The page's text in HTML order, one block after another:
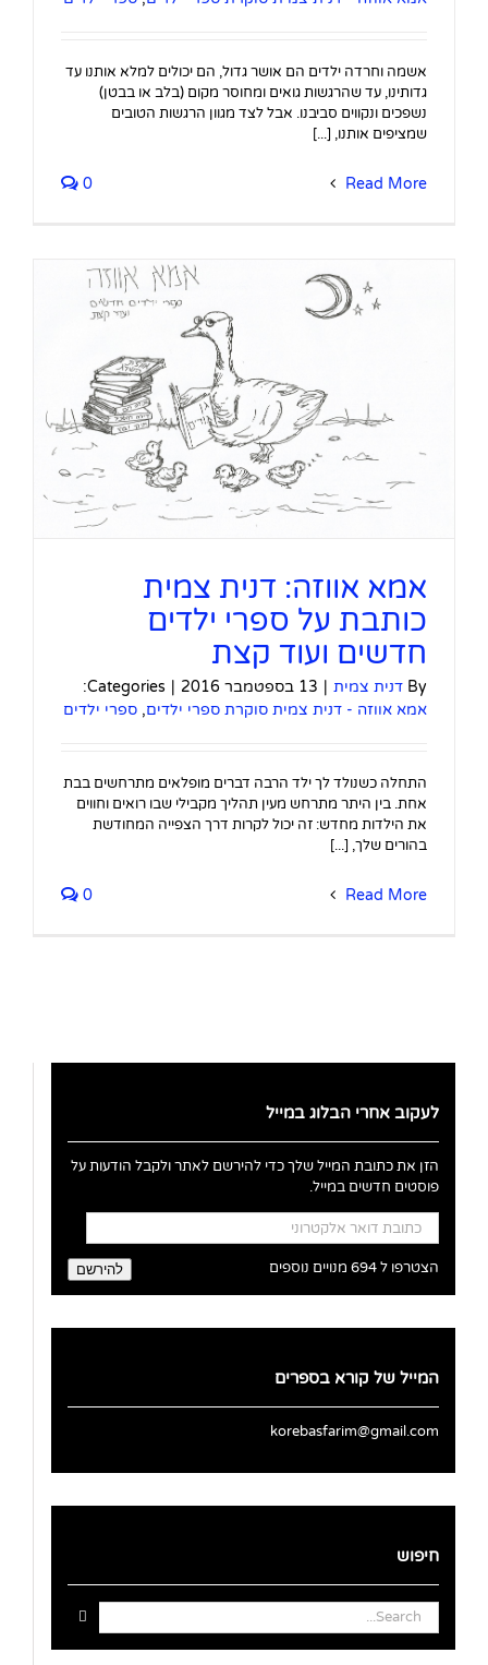
אשמה וחרדה ילדים הם אושר גדול, הם יכולים למלא אותנו עד
גדותינו, עד שהרגשות גואים ומחוסר מקום (בלב או בבטן)
נשפכים ונקווים סביבנו. אבל לצד מגוון הרגשות הטובים
שמציפים אותנו, [...]
Read More
0
אמא אווזה: דנית צמית
כותבת על ספרי ילדים
חדשים ועוד קצת
By דנית צמית | 13 בספטמבר 2016 |
Categories:
אמא אווזה - דנית צמית סוקרת ספרי ילדים, ספרי ילדים
התחלה כשנולד לך ילד הרבה דברים מופלאים מתרחשים בבת
אחת. בין היתר מתרחש מעין תהליך מקבילי שבו רואים וחווים
את הילדות מחדש: זה יכול לקרות דרך הצפייה המחודשת
בהורים שלך, [...]
Read More
0
לעקוב אחרי הבלוג במייל
הזן את כתובת המייל שלך כדי להירשם לאתר ולקבל הודעות על
פוסטים חדשים במייל.
כתובת
דואר
אלקטרוני
להירשם הצטרפו ל 694 מנויים נוספים
המייל של קורא בספרים
korebasfarim@gmail.com
חיפוש
Search
for: